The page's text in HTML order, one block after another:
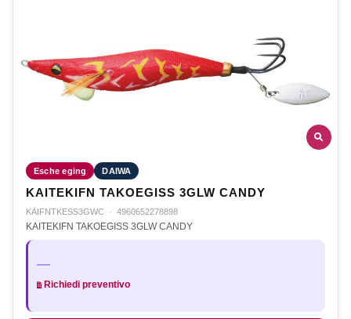
Esche eging DAIWA
KAITEKIFN TAKOEGISS 3GLW CANDY
KAIFNTKESS3GWC · 4960652278898
KAITEKIFN TAKOEGISS 3GLW CANDY
—
Richiedi preventivo